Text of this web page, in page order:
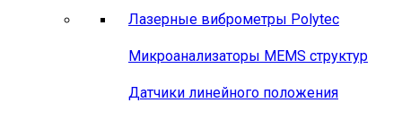
Лазерные виброметры Polytec
Микроанализаторы MEMS структур
Датчики линейного положения